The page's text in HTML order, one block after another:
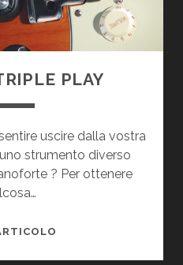
PLAY
uscire dalla vostra
strumento diverso
? Per ottenere